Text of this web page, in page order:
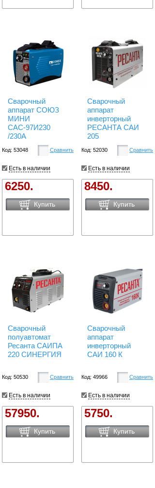
Сварочный
аппарат СОЮЗ
МИНИ
САС-97И230
/230А
Код: 53048 Сравнить
Есть в наличии
6250.
Купить
Сварочный
аппарат
инверторный
РЕСАНТА САИ
205
Код: 52030 Сравнить
Есть в наличии
8450.
Купить
Сварочный
полуавтомат
Ресанта САИПА
220 СИНЕРГИЯ
Код: 50530 Сравнить
Есть в наличии
57950.
Купить
Сварочный
аппарат
инверторный
САИ 160 К
Код: 49966 Сравнить
Есть в наличии
5750.
Купить